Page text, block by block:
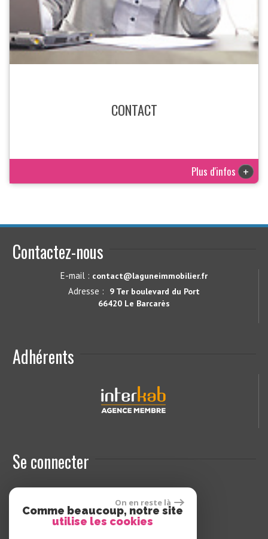
CONTACT
Plus d'infos +
Contactez-nous
E-mail : contact@laguneimmobilier.fr
Adresse :
9 Ter boulevard du Port
66420 Le Barcarès
Adhérents
Se connecter
Espace propriétaires
On en reste là
Comme beaucoup, notre site
utilise les cookies